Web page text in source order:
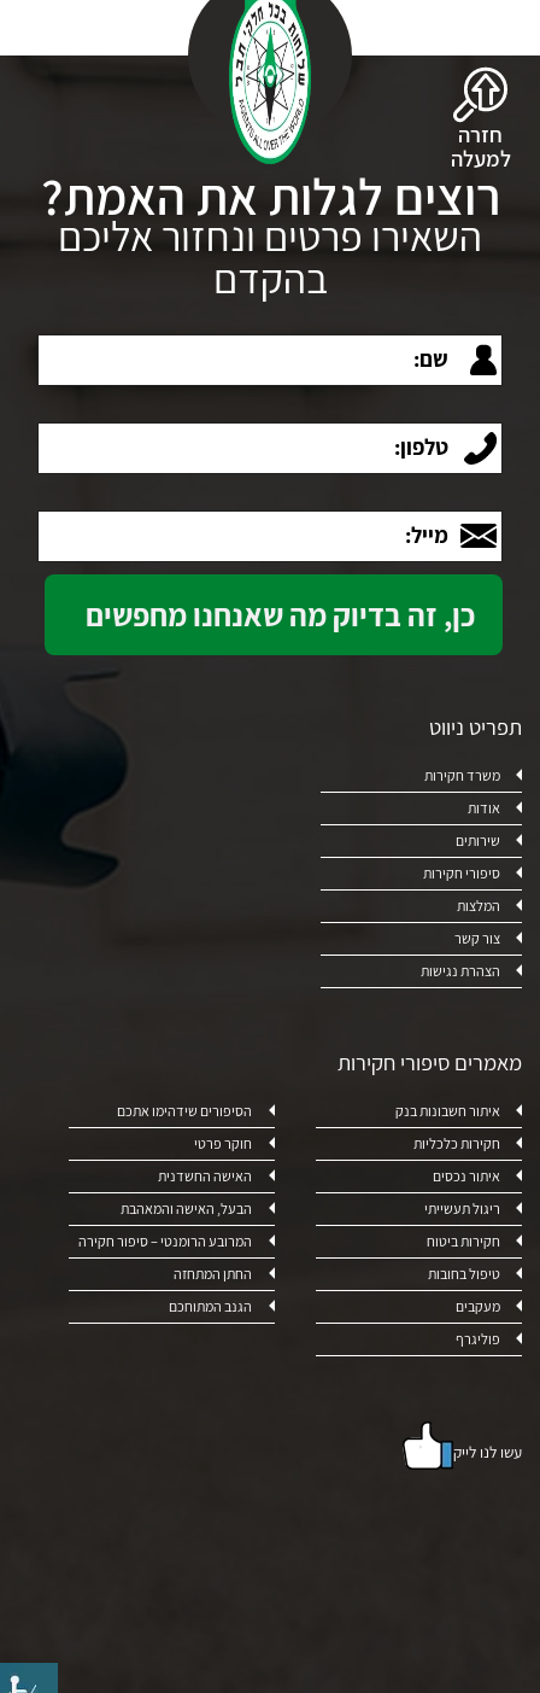
חזרה
למעלה
רוצים לגלות את האמת?
השאירו פרטים ונחזור אליכם
בהקדם
שם:
טלפון:
מייל:
תפריט ניווט
משרד חקירות
אודות
שירותים
סיפורי חקירות
המלצות
צור קשר
הצהרת נגישות
מאמרים סיפורי חקירות
איתור חשבונות בנק
חקירות כלכליות
איתור נכסים
ריגול תעשייתי
חקירות ביטוח
טיפול בחובות
מעקבים
פוליגרף
הסיפורים שידהימו אתכם
חוקר פרטי
האישה החשדנית
הבעל, האישה והמאהבת
המרובע הרומנטי – סיפור חקירה
החתן המתחזה
הגנב המתוחכם
עשו לנו לייק